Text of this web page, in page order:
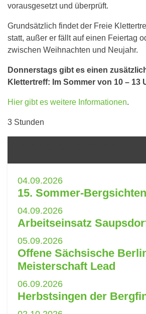
vorausgesetzt und überprüft.
Grundsätzlich findet der Freie
statt, außer er fällt auf einen Feiertag
zwischen Weihnachten und Neujahr.
Donnerstags gibt es einen
Klettertreff: Im Sommer von 10 – 13
Hier gibt es weitere Informationen.
3 Stunden
04.09.2026
15. Sommer-Bergsichten
04.09.2026
Arbeitseinsatz
05.09.2026
Offene Sächsische
Meisterschaft Lead
06.09.2026
Herbstsingen der